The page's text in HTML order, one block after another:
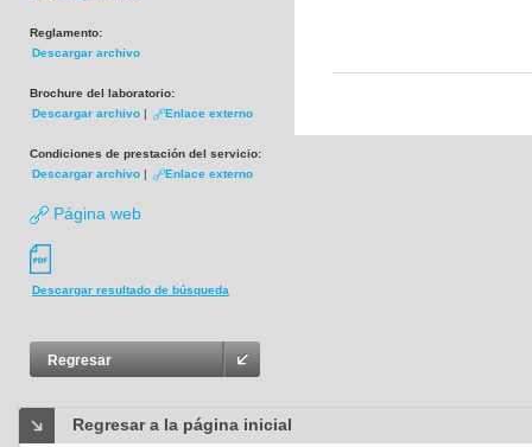
Reglamento:
Descargar archivo
Brochure del laboratorio:
Descargar archivo | Enlace externo
Condiciones de prestación del servicio:
Descargar archivo | Enlace externo
Página web
Descargar resultado de búsqueda
Regresar
Regresar a la página inicial